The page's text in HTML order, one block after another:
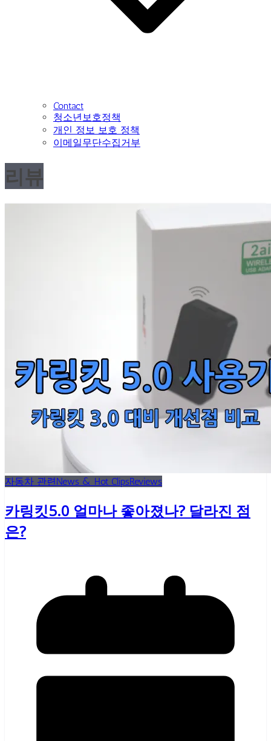
Contact
청소년보호정책
개인 정보 보호 정책
이메일무단수집거부
리뷰
자동차 관련News & Hot ClipsReviews
카링킷5.0 얼마나 좋아졌나? 달라진 점
은?